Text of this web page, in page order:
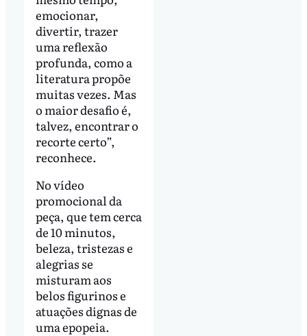
emocionar,
divertir, trazer
uma reflexão
profunda, como a
literatura propõe
muitas vezes. Mas
o maior desafio é,
talvez, encontrar o
recorte certo”,
reconhece.
No vídeo
promocional da
peça, que tem cerca
de 10 minutos,
beleza, tristezas e
alegrias se
misturam aos
belos figurinos e
atuações dignas de
uma epopeia.